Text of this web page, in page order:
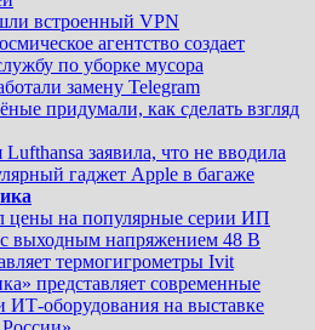
встроенный VPN
агентство создает
по уборке мусора
замену Telegram
придумали, как сделать взгляд
заявила, что не вводила
гаджет Apple в багаже
цены на популярные серии ИП
выходным напряжением 48 В
термогигрометры Ivit
представляет современные
оборудования на выставке